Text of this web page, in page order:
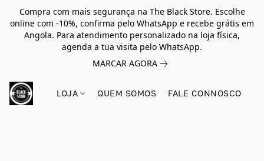
Compra com mais segurança na The Black Store. Escolhe
online com -10%, confirma pelo WhatsApp e recebe grátis em
Angola. Para atendimento personalizado na loja física,
agenda a tua visita pelo WhatsApp.
MARCAR AGORA
LOJA QUEM SOMOS FALE CONNOSCO